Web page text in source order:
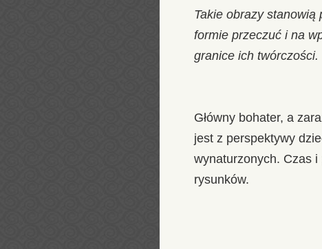
Takie obrazy stanowią
formie przeczuć i na
granice ich twórczości.
Główny bohater, a
jest z perspektywy
wynaturzonych. Czas
rysunków.